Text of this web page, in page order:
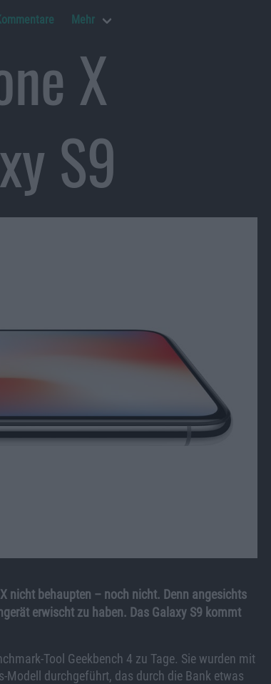
Mehr
X
S9
X nicht behaupten – noch nicht. Denn angesichts
erwischt zu haben. Das Galaxy S9 kommt
Tool Geekbench 4 zu Tage. Sie wurden mit
Modell durchgeführt, das durch die Bank etwas